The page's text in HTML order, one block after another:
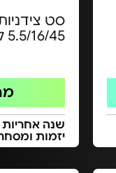
סט
5.5/16/45 ליטר | GLAZE
שנה אחריות
יזמות